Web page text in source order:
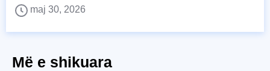
maj 30, 2026
Më e shikuara